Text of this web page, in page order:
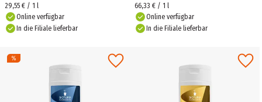
29,55 € / 1 l
Online verfügbar
In die Filiale lieferbar
66,33 € / 1 l
Online verfügbar
In die Filiale lieferbar